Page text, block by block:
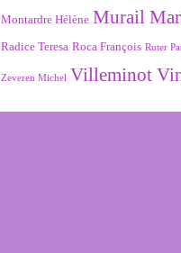
Montardre Hélène Murail
Radice Teresa Roca François Ruter
Zeveren Michel Villeminot